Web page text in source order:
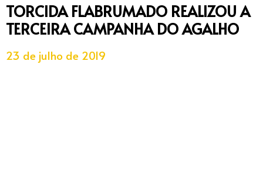
TORCIDA FLABRUMADO REALIZOU A
TERCEIRA CAMPANHA DO AGALHO
23 de julho de 2019